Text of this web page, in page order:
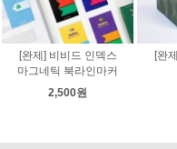
[완제] 비비드 인덱스
마그네틱 북라인마커
2,500원
[완